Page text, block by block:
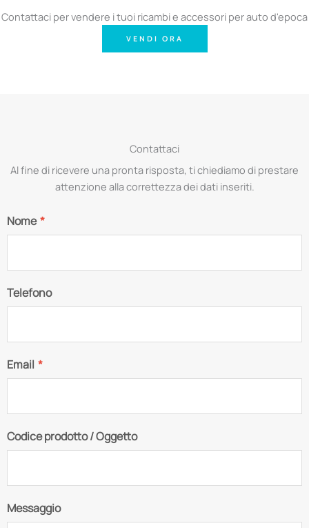
Contattaci per vendere i tuoi ricambi e accessori per auto d'epoca
VENDI ORA
Contattaci
Al fine di ricevere una pronta risposta, ti chiediamo di prestare
attenzione alla correttezza dei dati inseriti.
Nome*
Telefono
Email *
Codice prodotto / Oggetto
Messaggio